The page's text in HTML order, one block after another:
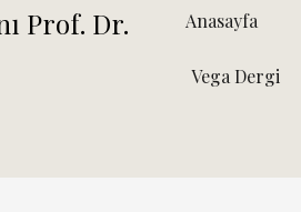
Anasayfa
Vega Dergi